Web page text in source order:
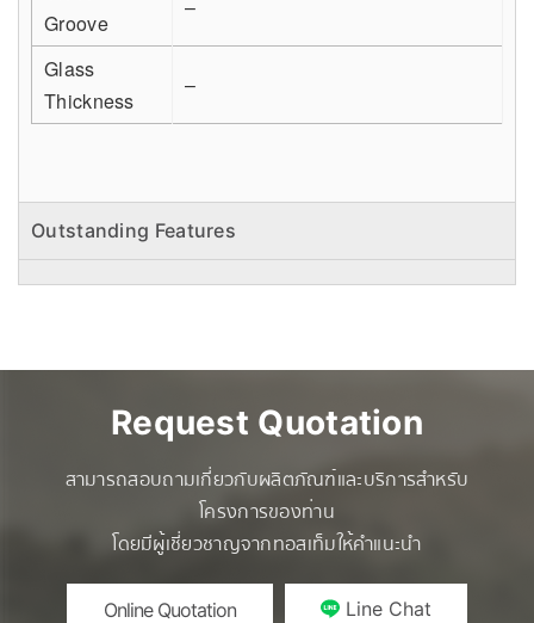
Groove
–
Glass
Thickness
–
Outstanding Features
Request Quotation
สามารถสอบถามเกี่ยวกับผลิตภัณฑ์และบริการสำหรับ
โครงการของท่าน
โดยมีผู้เชี่ยวชาญจากทอสเท็มให้คำแนะนำ
Online Quotation Line Chat